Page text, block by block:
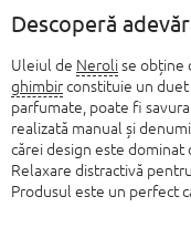
Descoperă
Uleiul de Nerolise obține
ghimbirconstituie un
parfumate, poate fi
realizată manual și
cărei design este dominat
Relaxare distractivă
Produsul este un perfect